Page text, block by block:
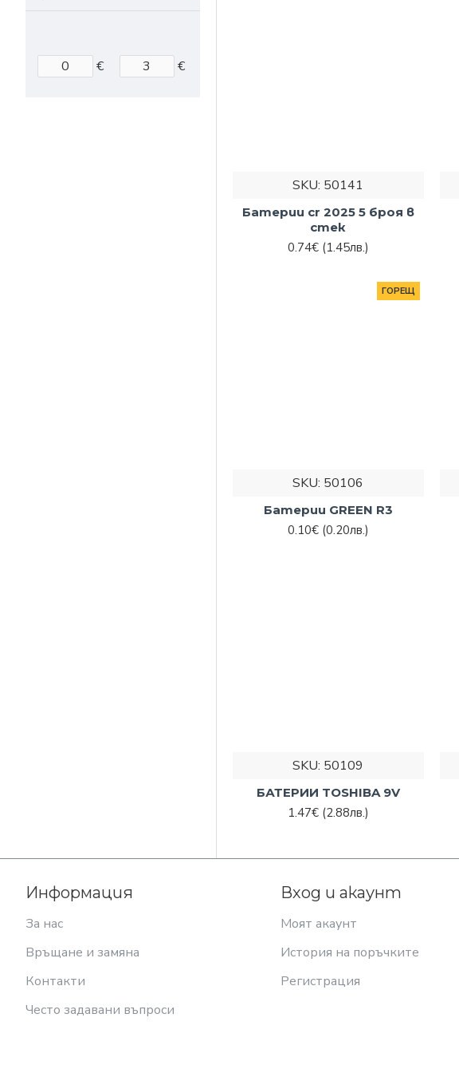
€ €
SKU: 50141
Батерии cr 2025 5 броя в
стек
0.74€ (1.45лв.)
ГОРЕЩ
SKU: 50106
Батерии GREEN R3
0.10€ (0.20лв.)
SKU: 50109
БАТЕРИИ TOSHIBA 9V
1.47€ (2.88лв.)
Информация
За нас
Връщане и замяна
Контакти
Често задавани въпроси
Вход и акаунт
Моят акаунт
История на поръчките
Регистрация